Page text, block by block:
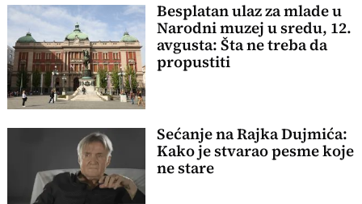
Besplatan ulaz za mlade u
Narodni muzej u sredu, 12.
avgusta: Šta ne treba da
propustiti
Sećanje na Rajka Dujmića:
Kako je stvarao pesme koje
ne stare